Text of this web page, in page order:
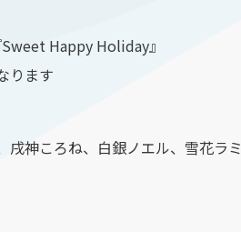
Happy Holiday』
ります
戌神ころね、白銀ノエル、雪花ラ